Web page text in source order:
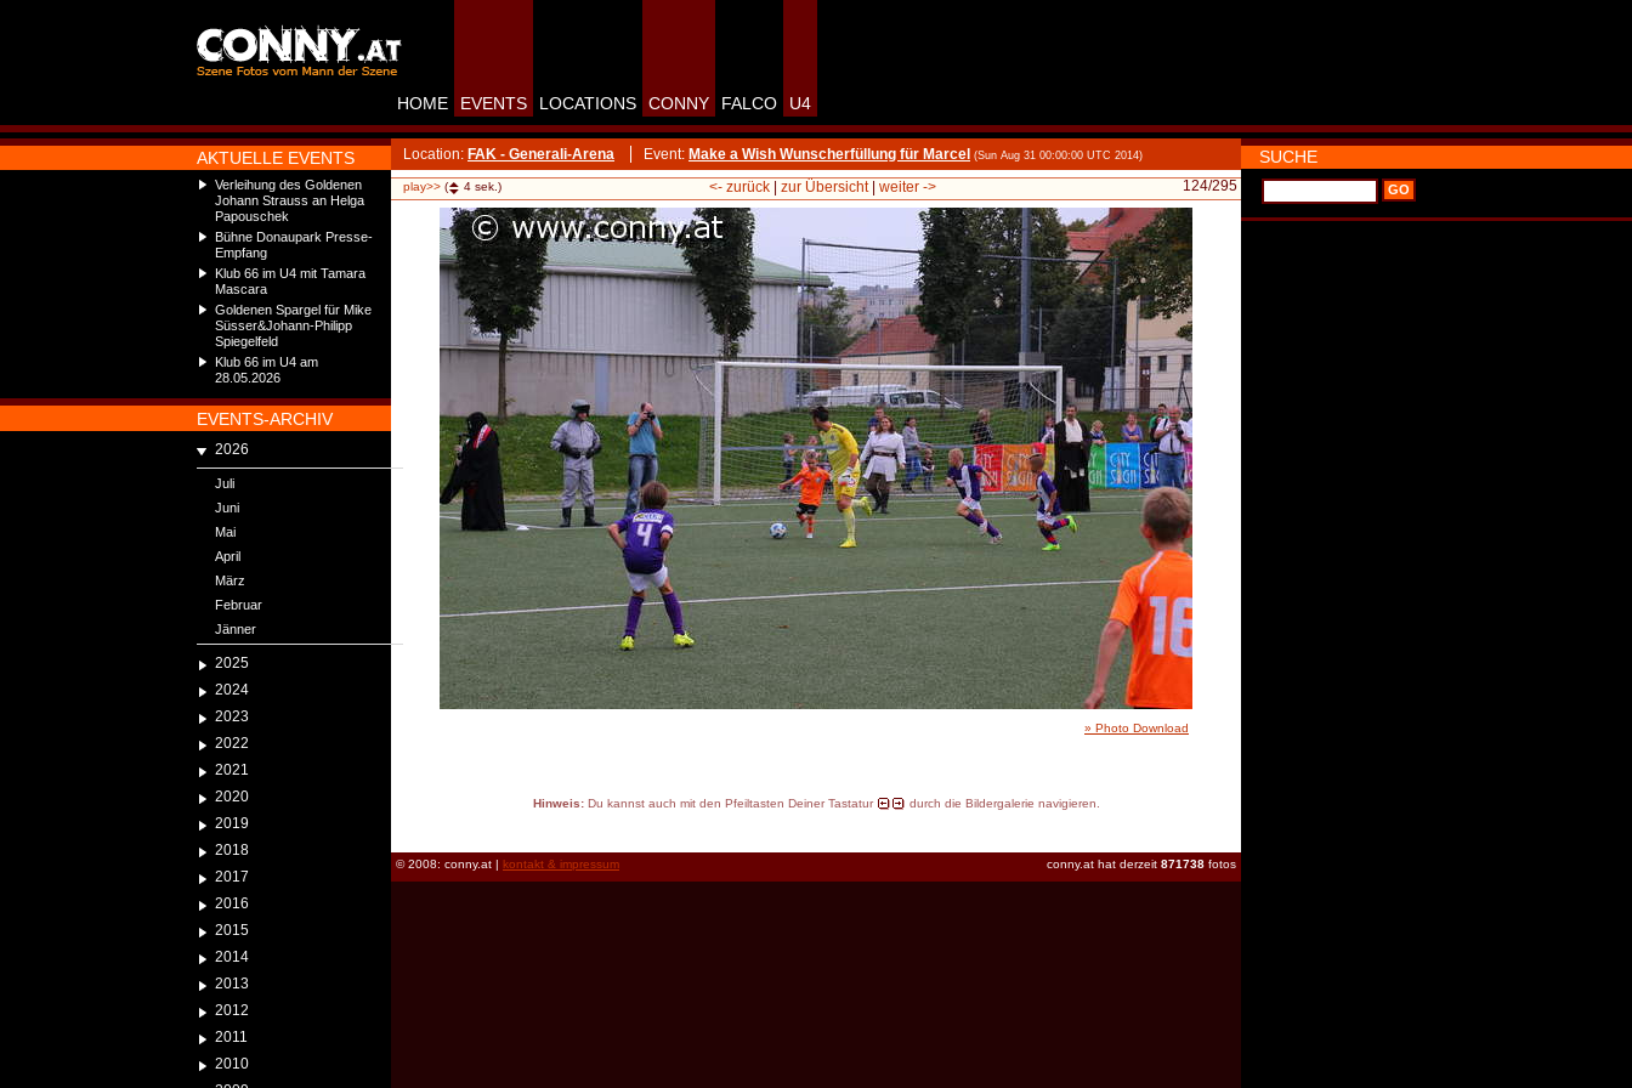
AKTUELLE EVENTS
Verleihung des Goldenen
Johann Strauss an Helga
Papouschek
Bühne Donaupark Presse-
Empfang
Klub 66 im U4 mit Tamara
Mascara
Goldenen Spargel für Mike
Süsser&Johann-Philipp
Spiegelfeld
Klub 66 im U4 am
28.05.2026
EVENTS-ARCHIV
2026
Juli
Juni
Mai
April
März
Februar
Jänner
2025
2024
2023
2022
2021
2020
2019
2018
2017
2016
2015
2014
2013
2012
2011
2010
HOME EVENTS LOCATIONS CONNY FALCO U4
Location: FAK - Generali-Arena Event: Make a Wish Wunscherfüllung für Marcel (Sun Aug 31 00:00:00 UTC 2014)
play>> ( 4 sek.) 124/295
<- zurück| zur Übersicht| weiter ->
» Photo Download
Hinweis:Du kannst auch mit den Pfeiltasten Deiner Tastatur durch die Bildergalerie navigieren.
conny.at hat derzeit 871738 fotos
© 2008: conny.at | kontakt & impressum
SUCHE